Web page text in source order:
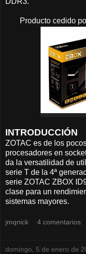
Producto cedido
INTRODUCCIÓN
ZOTAC es de los
procesadores en
da la versatilidad de
serie T de la 4ª
serie ZOTAC ZBOX
clase para un
sistemas mayores.
jmqnick 4 comentarios:
domingo, 5 de enero de